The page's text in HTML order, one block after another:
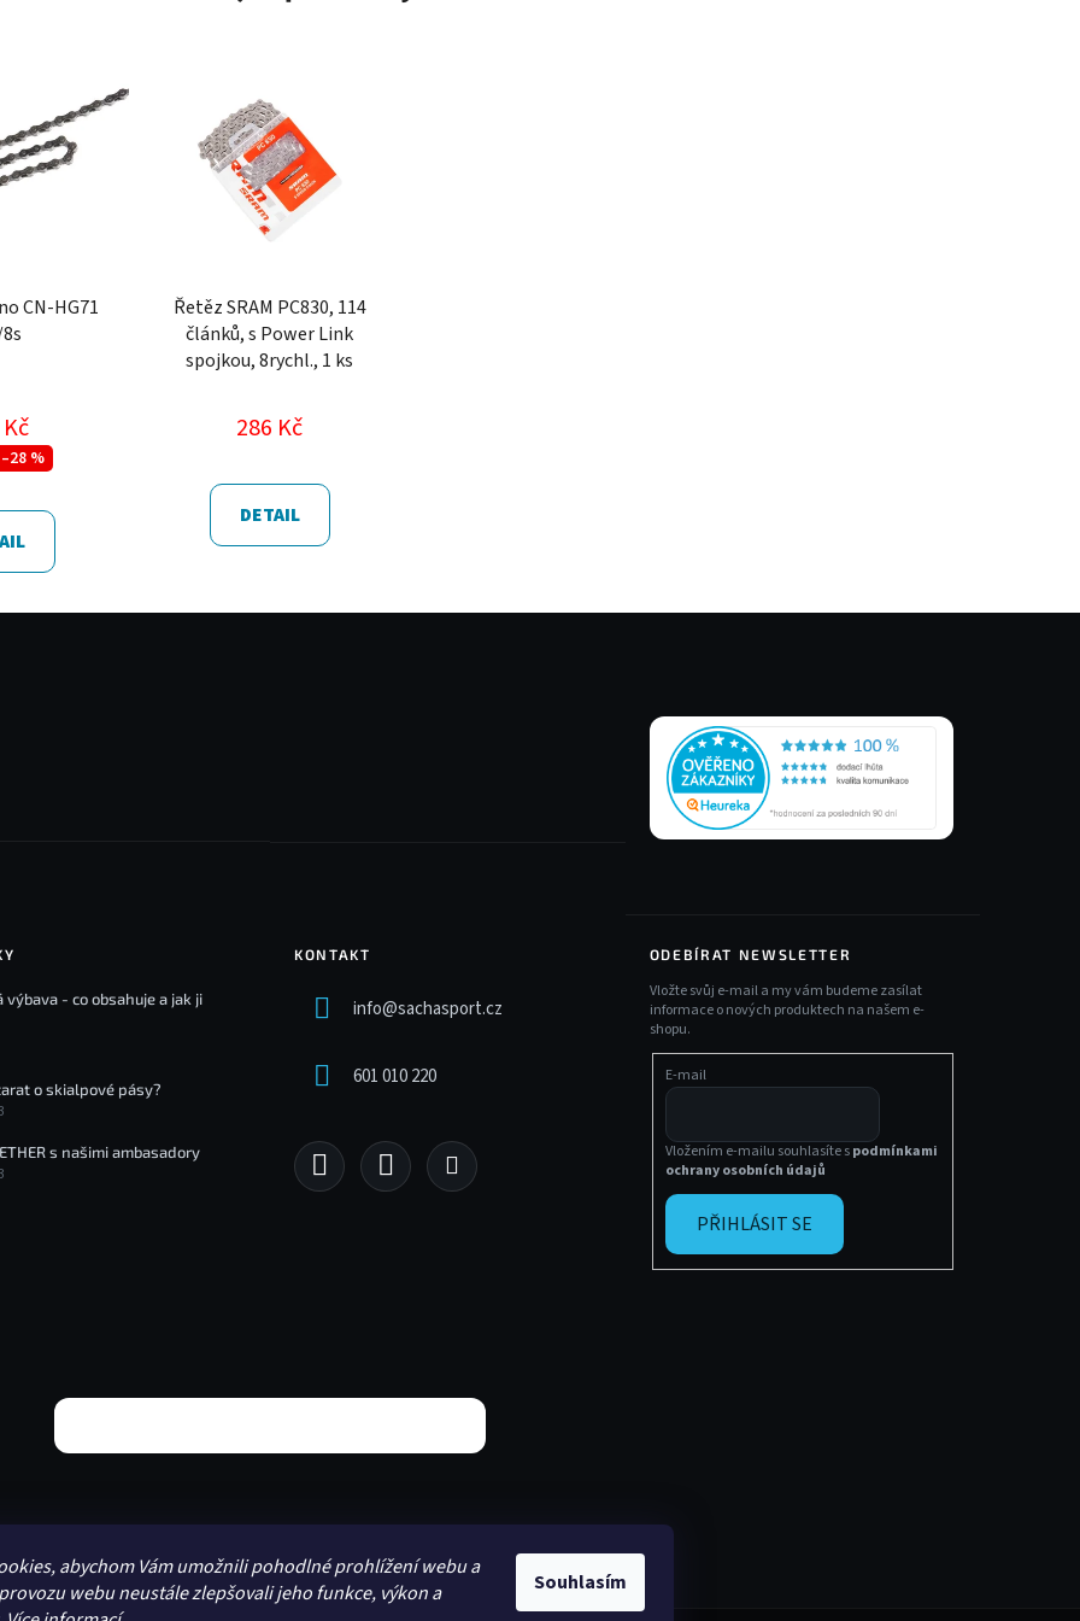
abychom Vám umožnili pohodlné prohlížení webu a
webu neustále zlepšovali jeho funkce, výkon a
Souhlasím
CN-HG71
–28 %
Řetěz SRAM PC830, 114
článků, s Power Link
spojkou, 8rychl., 1 ks
286 Kč
DETAIL
výbava - co obsahuje a jak ji
o skialpové pásy?
s našimi ambasadory
KONTAKT
info@sachasport.cz
601 010 220
ODEBÍRAT NEWSLETTER
Vložte svůj e-mail a my vám budeme zasílat
informace o nových produktech na našem e-
shopu.
E-mail
Vložením e-mailu souhlasíte spodmínkami
ochrany osobních údajů
PŘIHLÁSIT SE